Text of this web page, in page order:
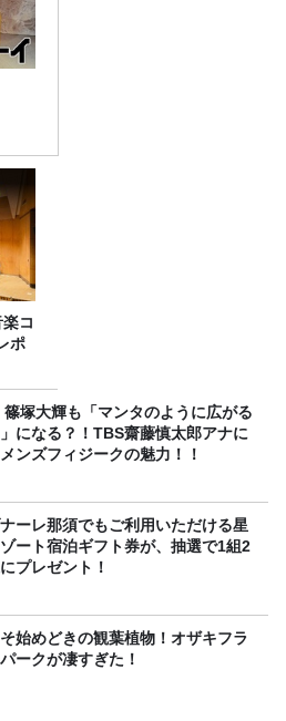
コ
ポ
篠塚大輝も「マンタのように広がる
になる？！TBS齋藤慎太郎アナに
ンズフィジークの魅力！！
ーレ那須でもご利用いただける星
ート宿泊ギフト券が、抽選で1組2
プレゼント！
始めどきの観葉植物！オザキフラ
ークが凄すぎた！